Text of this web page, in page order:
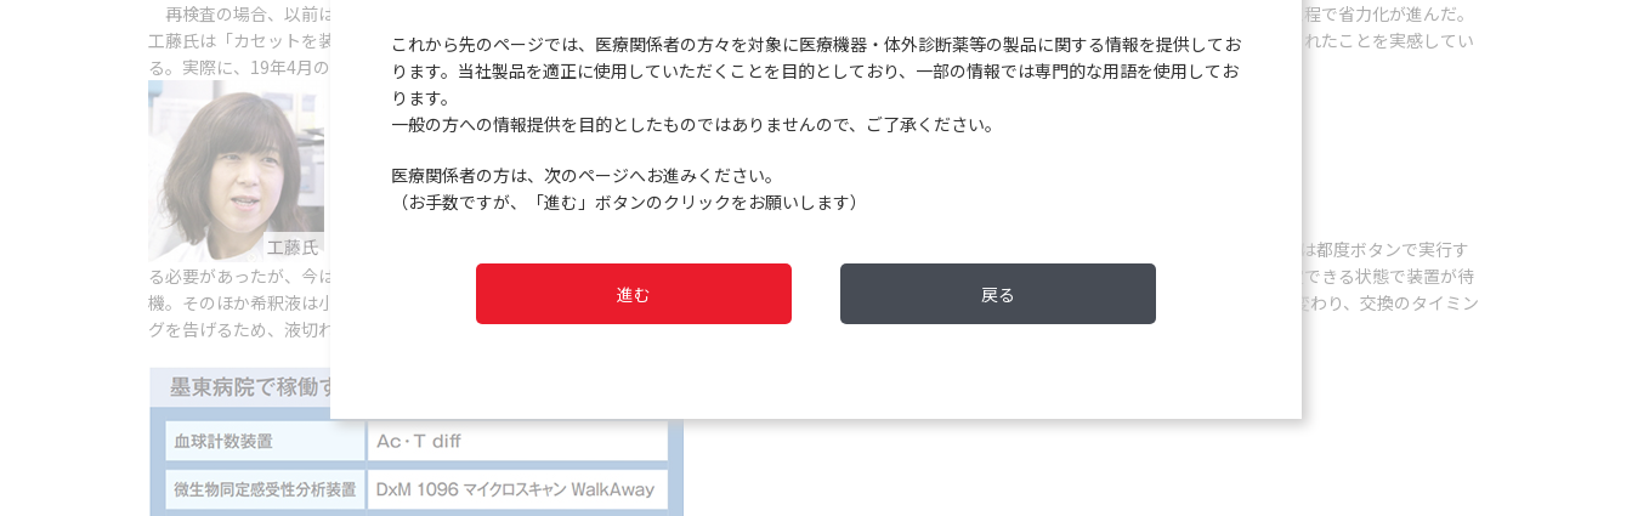
再検査の場合、以前は該当する検体を手作業で探し出し、装置に載せ直す必要があった。現在はそうした煩雑さが解消されるとともに測定、再検の工程で省力化が進んだ。
工藤氏は「カセットを装置にセットした後は最後に取り出すだけになった。空いた時間は落ち着いて鏡検に充てられている」とし、検査フローが改善されたことを実感してい
る。実際に、19年4月の外来のTAT（検体到着から結果報告まで）は9分8秒、前機種よりも1分近く早まった。
朝夕のメンテナンスの負荷は「自動デイリーチェック／シャットダウン機能」によって軽減された。1日1回の洗浄は前機種では都度ボタンで実行す
る必要があったが、今は設定時間になれば自動的に開始する。始業時はあらかじめ設定した時間になるとデイリーチェックが実施され、管理血球を測定できる状態で装置が待
機。そのほか希釈液は小型化され、4個をセットできるようになって「とても助かっている」（工藤氏）と好評。残量が少なくなるとビーコンが黄色に変わり、交換のタイミン
グを告げるため、液切れによる装置の停止もなくなった。
これから先のページでは、医療関係者の方々を対象に医療機器・体外診断薬等の製品に関する情報を提供してお
ります。当社製品を適正に使用していただくことを目的としており、一部の情報では専門的な用語を使用してお
ります。
一般の方への情報提供を目的としたものではありませんので、ご了承ください。
医療関係者の方は、次のページへお進みください。
（お手数ですが、「進む」ボタンのクリックをお願いします）
進む 戻る